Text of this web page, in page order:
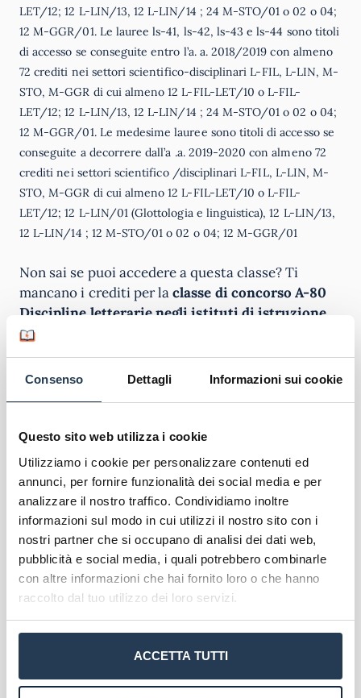
Consenso Dettagli Informazioni sui cookie
Questo sito web utilizza i cookie
Utilizziamo i cookie per personalizzare contenuti ed
annunci, per fornire funzionalità dei social media e per
analizzare il nostro traffico. Condividiamo inoltre
informazioni sul modo in cui utilizzi il nostro sito con i
nostri partner che si occupano di analisi dei dati web,
pubblicità e social media, i quali potrebbero combinarle
con altre informazioni che hai fornito loro o che hanno
raccolto dal tuo utilizzo dei loro servizi.
ACCETTA TUTTI
LET/12; 12 L-LIN/13, 12 L-LIN/14 ; 24 M-STO/01 o 02 o 04;
12 M-GGR/01. Le lauree ls-41, ls-42, ls-43 e ls-44 sono titoli
di accesso se conseguite entro l’a. a. 2018/2019 con almeno
72 crediti nei settori scientifico-disciplinari L-FIL, L-LIN, M-
STO, M-GGR di cui almeno 12 L-FIL-LET/10 o L-FIL-
LET/12; 12 L-LIN/13, 12 L-LIN/14 ; 24 M-STO/01 o 02 o 04;
12 M-GGR/01. Le medesime lauree sono titoli di accesso se
conseguite a decorrere dall’a .a. 2019-2020 con almeno 72
crediti nei settori scientifico /disciplinari L-FIL, L-LIN, M-
STO, M-GGR di cui almeno 12 L-FIL-LET/10 o L-FIL-
LET/12; 12 L-LIN/01 (Glottologia e linguistica), 12 L-LIN/13,
12 L-LIN/14 ; 12 M-STO/01 o 02 o 04; 12 M-GGR/01
Non sai se puoi accedere a questa classe? Ti
mancano i crediti per laclasse di concorso A-80
Discipline letterarie negli istituti di istruzione
secondaria di II grado in lingua tedesca e con
lingua di insegnamento tedesca delle località
ladine? Contatta gratuitamente il nostro
la tua consulenza personalizzata.
Classe di Concorso A80:
dove insegnare? Materie e
istituti
I docenti abilitati nella classe A80 possono
insegnare nei licei, negli istituti tecnici e in quelli
professionali. Andiamo a vedere anche
insegnare con la classe di concorso A80!
letteratura tedesca